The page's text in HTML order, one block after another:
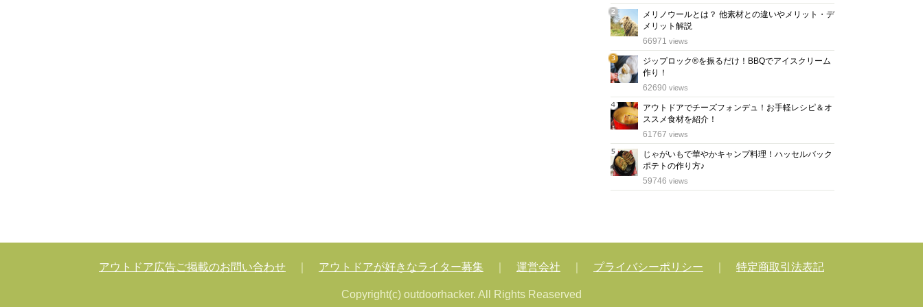
2
位
メリノウールとは？ 他素材との違いやメリット・デ
メリット解説
66971 views
3
位
ジップロック®を振るだけ！BBQでアイスクリーム
作り！
62690 views
4
位
アウトドアでチーズフォンデュ！お手軽レシピ＆オ
ススメ食材を紹介！
61767 views
5
位
じゃがいもで華やかキャンプ料理！ハッセルバック
ポテトの作り方♪
59746 views
アウトドア広告ご掲載のお問い合わせ アウトドアが好きなライター募集 運営会社 プライバシーポリシー 特定商取引法表記
Copyright(c) outdoorhacker. All Rights Reaserved